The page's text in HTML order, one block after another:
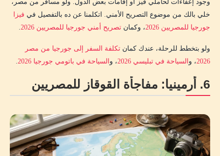
وجود إعفاءات لحاملي فيز أو إقامات بعض الدول. ولو مسافر من مصر،
خلي بالك من موضوع التصريح الأمني. اتكلمنا عن ده بالتفصيل في فيزا
جورجيا للمصريين 2026
، وكمان تصريح أمني جورجيا للمصريين 2026 .
ولو بتخطط للرحلة، عندك كمان تكلفة السفر إلى جورجيا من مصر
2026، و السياحة في تبليسي 2026 ، و السياحة في باتومي جورجيا 2026 .
6. أرمينيا: مفاجأة القوقاز للمصريين